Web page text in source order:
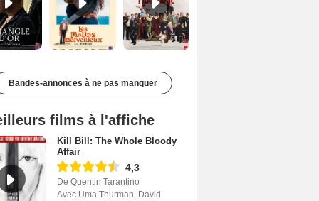
Bandes-annonces à ne pas manquer
films à l'affiche
Kill Bill: The Whole Bloody
Affair
4,3
De Quentin Tarantino
Avec Uma Thurman, David